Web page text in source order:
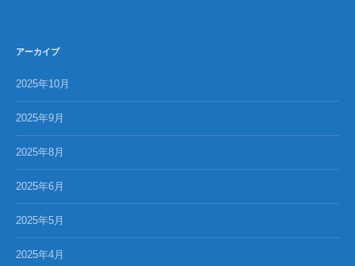
アーカイブ
2025年10月
2025年9月
2025年8月
2025年6月
2025年5月
2025年4月